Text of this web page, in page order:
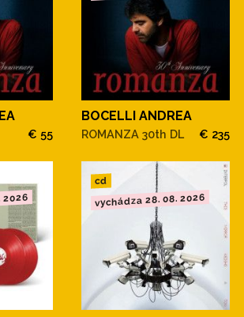
€ 55
BOCELLI ANDREA
ROMANZA 30th DL € 235
2026
cd
vychádza 28. 08. 2026